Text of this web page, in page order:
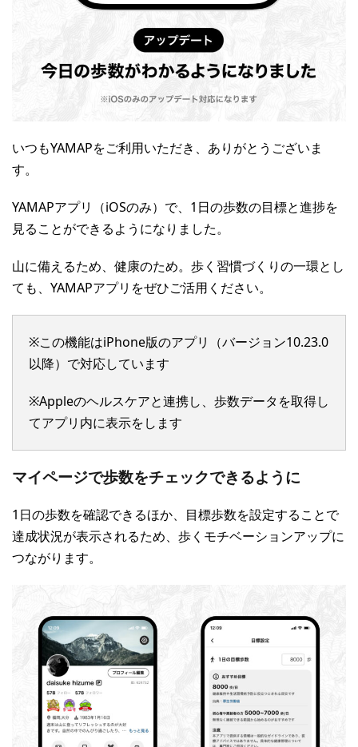
いつもYAMAPをご利用いただき、ありがとうございま
す。
YAMAPアプリ（iOSのみ）で、1日の歩数の目標と進捗を
見ることができるようになりました。
山に備えるため、健康のため。歩く習慣づくりの一環とし
ても、YAMAPアプリをぜひご活用ください。
※この機能はiPhone版のアプリ（バージョン10.23.0
以降）で対応しています
※Appleのヘルスケアと連携し、歩数データを取得し
てアプリ内に表示をします
マイページで歩数をチェックできるように
1日の歩数を確認できるほか、目標歩数を設定することで
達成状況が表示されるため、歩くモチベーションアップに
つながります。